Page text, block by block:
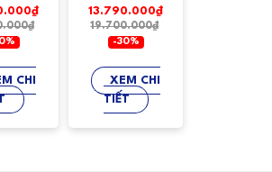
CHI
13.790.000₫
19.700.000₫
-30%
XEM CHI
TIẾT